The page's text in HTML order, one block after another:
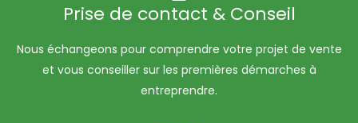
Prise de contact & Conseil
Nous échangeons pour comprendre votre projet de vente
et vous conseiller sur les premières démarches à
entreprendre.